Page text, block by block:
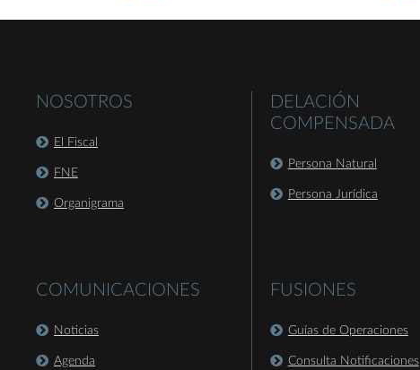
NOSOTROS
El Fiscal
FNE
Organigrama
COMUNICACIONES
Noticias
Agenda
DELACIÓN
COMPENSADA
Persona Natural
Persona Jurídica
FUSIONES
Guías de Operaciones
Consulta Notificaciones